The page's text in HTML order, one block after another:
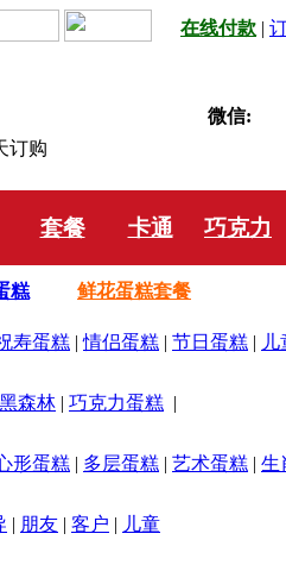
在线付款 |
订购
微信:
套餐 卡通 巧克力
糕
鲜花蛋糕套餐
寿蛋糕 |情侣蛋糕 | 节日蛋糕 |
黑森林 | 巧克力蛋糕 |
形蛋糕 | 多层蛋糕 | 艺术蛋糕 | 生
| 朋友 | 客户 | 儿童